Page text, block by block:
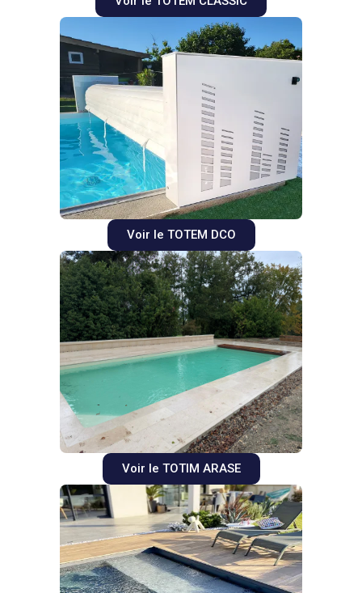
Voir le TOTEM DCO
Voir le TOTIM ARASE